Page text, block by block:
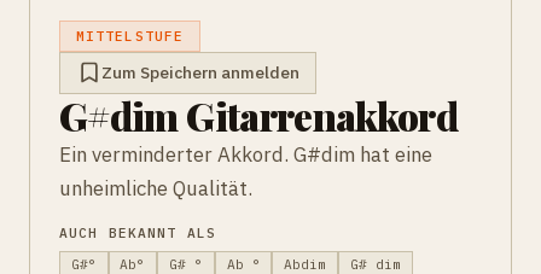
MITTELSTUFE
Zum Speichern anmelden
G#dim Gitarrenakkord
Ein verminderter Akkord. G#dim hat eine
unheimliche Qualität.
AUCH BEKANNT ALS
G#°
Ab° G# ° Ab ° Abdim
G# dim